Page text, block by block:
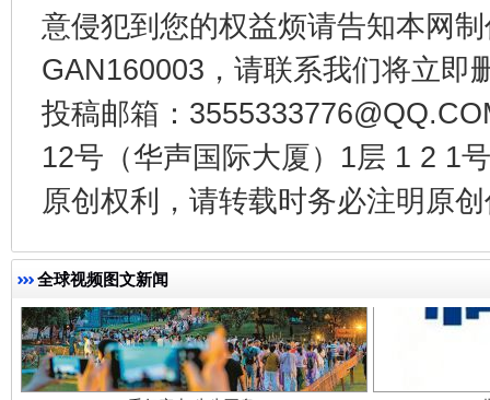
意侵犯到您的权益烦请告知本网
GAN160003，请联系我们将立即
投稿邮箱：
12号（华声国际大厦）1层 1 2 1
原创权利，请转载时务必注明原
全球视频图文新闻
千年窑火 生生不息 一